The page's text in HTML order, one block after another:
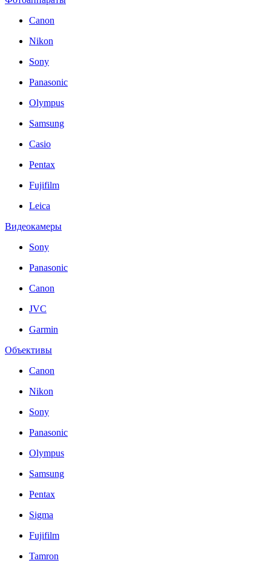
Canon
Nikon
Sony
Panasonic
Olympus
Samsung
Casio
Pentax
Fujifilm
Leica
Видеокамеры
Sony
Panasonic
Canon
JVC
Garmin
Объективы
Canon
Nikon
Sony
Panasonic
Olympus
Samsung
Pentax
Sigma
Fujifilm
Tamron